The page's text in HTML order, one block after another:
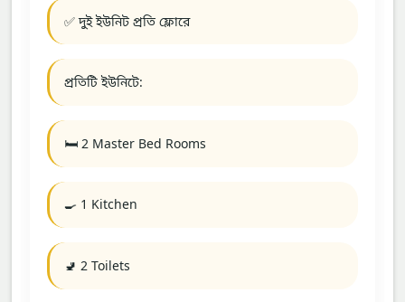
✅ দুই ইউনিট প্রতি ফ্লোরে
প্রতিটি ইউনিটে:
🛏️ 2 Master Bed Rooms
🍳 1 Kitchen
🚽 2 Toilets